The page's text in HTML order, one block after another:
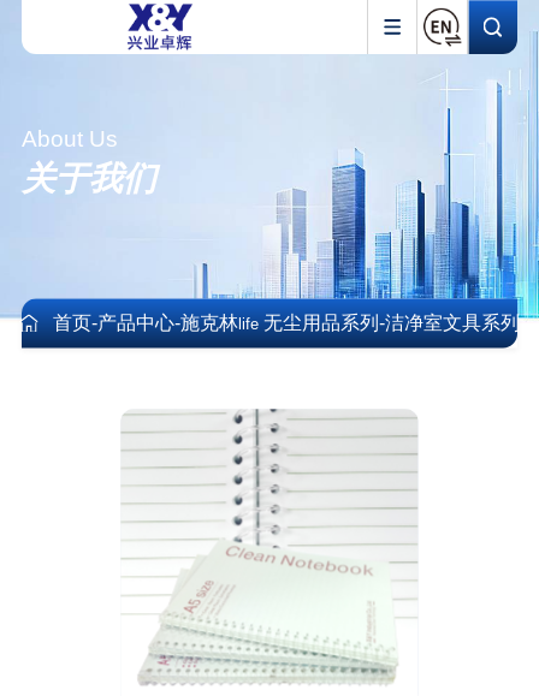
About Us
关于我们
首页-产品中心-施克林life无尘用品系列-洁净室文具系列